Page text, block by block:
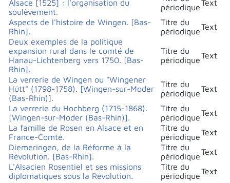
Alsace [1525] : l'organisation du
soulèvement.
périodiqueText
Aspects de l'histoire de Wingen. [Bas-
Rhin].
Titre du
périodiqueText
Deux exemples de la politique
expansion rural dans le comté de
Hanau-Lichtenberg vers 1750. [Bas-
Rhin].
Titre du
périodiqueText
La verrerie de Wingen ou "Wingener
Hütt" (1798-1758). [Wingen-sur-Moder
(Bas-Rhin)].
Titre du
périodiqueText
La verrerie du Hochberg (1715-1868).
[Wingen-sur-Moder (Bas-Rhin)].
Titre du
périodiqueText
La famille de Rosen en Alsace et en
France-Comté.
Titre du
périodiqueText
Diemeringen, de la Réforme à la
Révolution. [Bas-Rhin].
Titre du
périodiqueText
L'Alsacien Rosentiel et ses missions
diplomatiques sous la Révolution.
Titre du
périodiqueText